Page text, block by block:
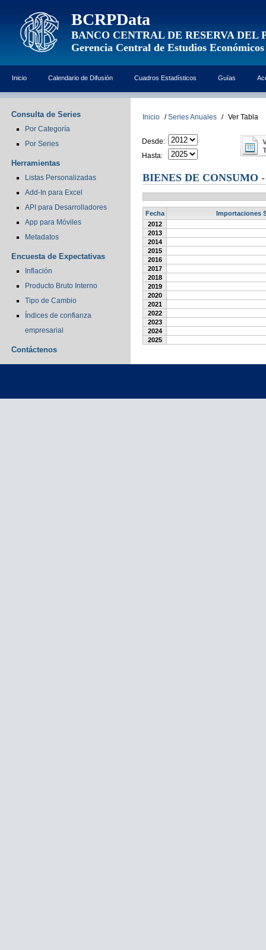
BCRPData
BANCO CENTRAL DE RESERVA DEL
Gerencia Central de Estudios Económicos
Inicio Calendario de Difusión Cuadros Estadísticos Guías
Consulta de Series
Por Categoría
Por Series
Herramientas
Listas Personalizadas
Add-In para Excel
API para Desarrolladores
App para Móviles
Metadatos
Encuesta de Expectativas
Inflación
Producto Bruto Interno
Tipo de Cambio
Índices de confianza
empresarial
Contáctenos
Inicio / Series Anuales / Ver Tabla
Desde:
Hasta:
BIENES DE CONSUMO
Fecha
Importaciones
2012
2013
2014
2015
2016
2017
2018
2019
2020
2021
2022
2023
2024
2025